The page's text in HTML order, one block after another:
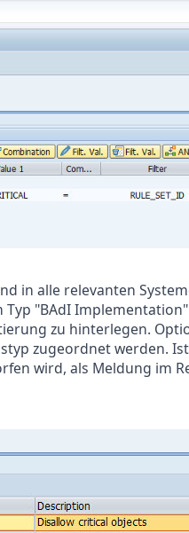
in alle relevanten
"BAdI
zu hinterlegen.
zugeordnet werden.
wird, als Meldung im